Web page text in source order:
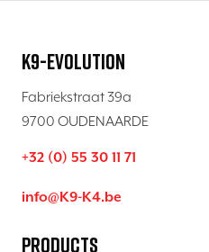
K9-Evolution
Fabriekstraat 39a
9700 OUDENAARDE
+32 (0) 55 30 11 71
info@K9-K4.be
Products